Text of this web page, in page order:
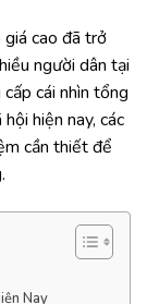
giá cao đã trở
người dân tại
cái nhìn tổng
hiện nay, các
cần thiết để
Nay